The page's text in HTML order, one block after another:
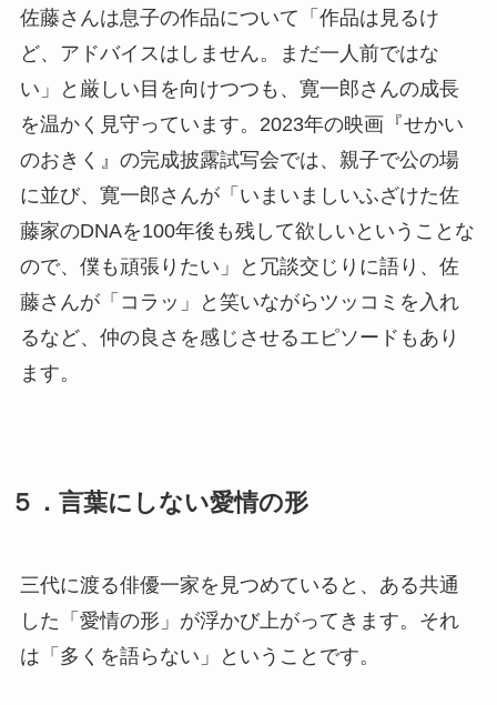
佐藤さんは息子の作品について「作品は見るけ
ど、アドバイスはしません。まだ一人前ではな
い」と厳しい目を向けつつも、寛一郎さんの成長
を温かく見守っています。2023年の映画『せかい
のおきく』の完成披露試写会では、親子で公の場
に並び、寛一郎さんが「いまいましいふざけた佐
藤家のDNAを100年後も残して欲しいということな
ので、僕も頑張りたい」と冗談交じりに語り、佐
藤さんが「コラッ」と笑いながらツッコミを入れ
るなど、仲の良さを感じさせるエピソードもあり
ます。
５．言葉にしない愛情の形
三代に渡る俳優一家を見つめていると、ある共通
した「愛情の形」が浮かび上がってきます。それ
は「多くを語らない」ということです。